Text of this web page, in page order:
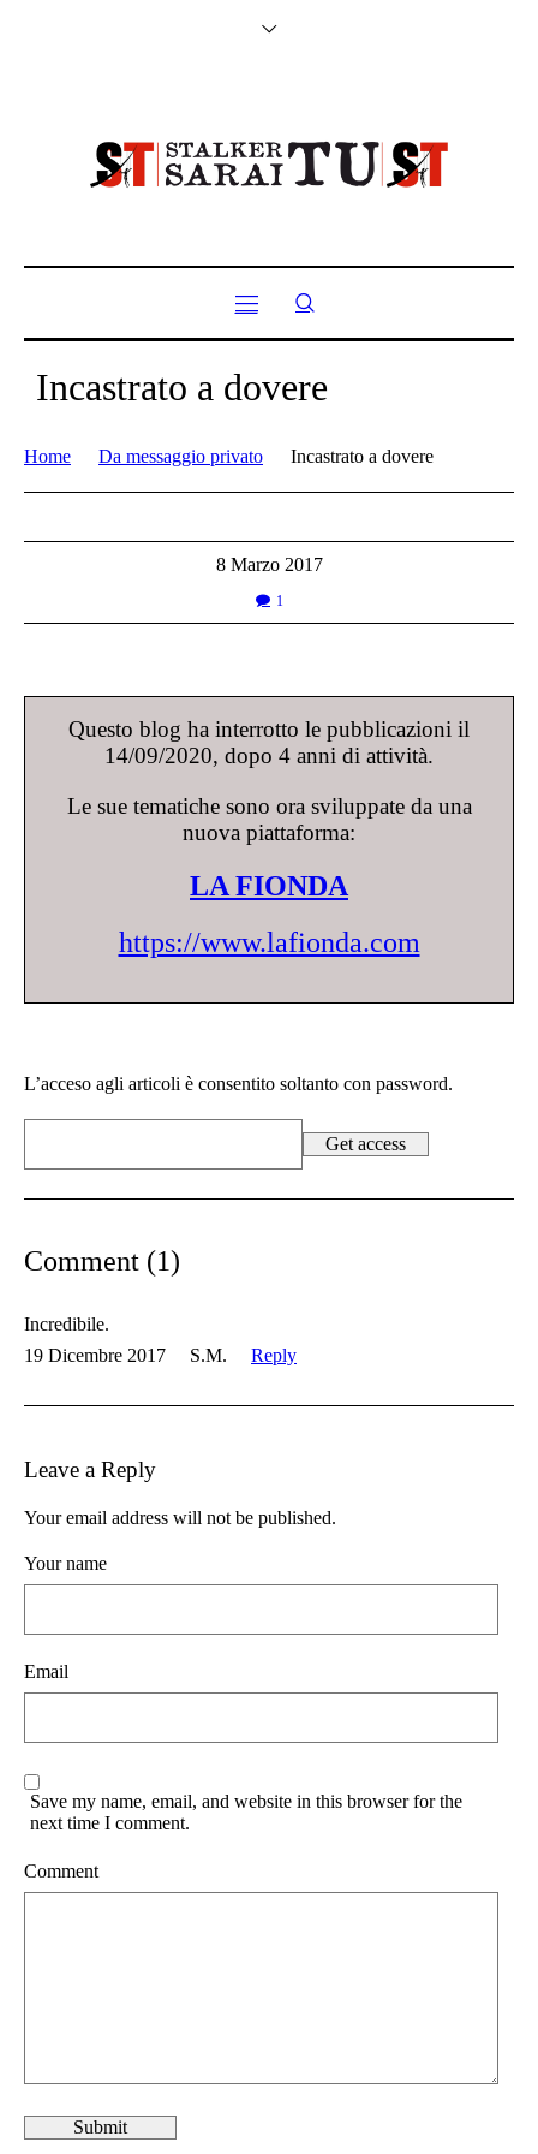
Incastrato a dovere
Home Da messaggio privato Incastrato a dovere
8 Marzo 2017
1
Questo blog ha interrotto le pubblicazioni il
14/09/2020, dopo 4 anni di attività.
Le sue tematiche sono ora sviluppate da una
nuova piattaforma:
LA FIONDA
https://www.lafionda.com
L’acceso agli articoli è consentito soltanto con password.
Comment (1)
Incredibile.
19 Dicembre 2017
S.M. Reply
Leave a Reply
Your email address will not be published.
Your name
Email
Save my name, email, and website in this browser for the
next time I comment.
Comment